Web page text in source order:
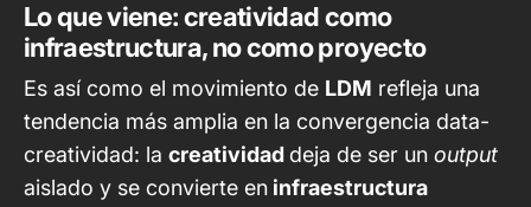
Lo que viene: creatividad como
infraestructura, no como proyecto
Es así como el movimiento de LDM refleja una
tendencia más amplia en la convergencia data-
creatividad: la creatividad deja de ser un output
aislado y se convierte en infraestructura